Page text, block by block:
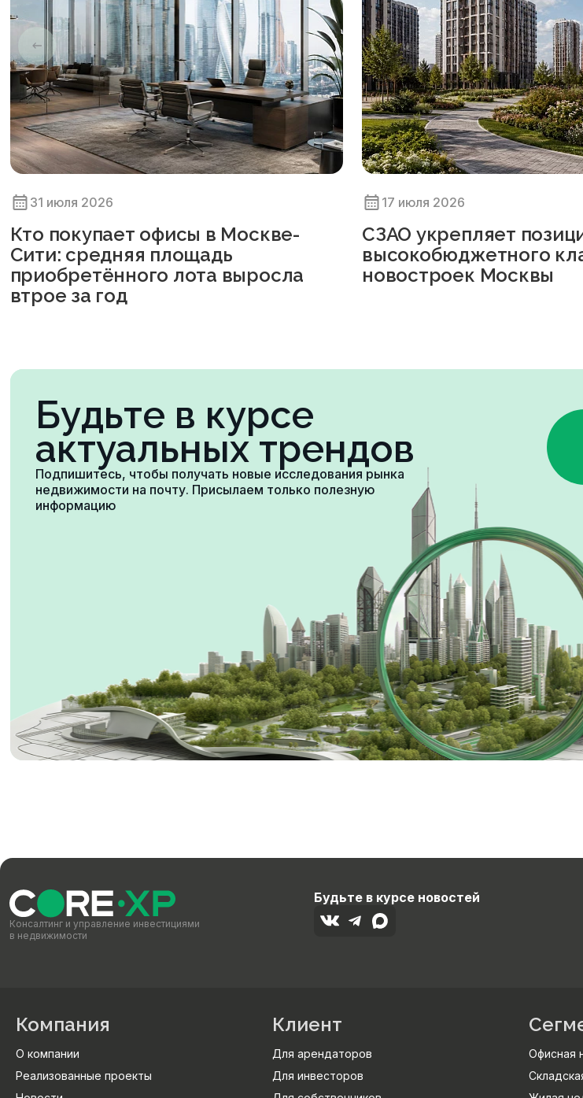
31 июля 2026
Кто покупает офисы в Москве-
Сити: средняя площадь
приобретённого лота выросла
втрое за год
17 июля 2026
СЗАО укрепляет
высокобюджетного
новостроек Москвы
Будьте в курсе
актуальных трендов
Подпишитесь, чтобы получать новые исследования рынка
недвижимости на почту. Присылаем только полезную
информацию
Консалтинг и управление инвестициями
в недвижимости
Будьте в курсе новостей
Компания
О компании
Реализованные проекты
Клиент
Для арендаторов
Для инвесторов
Офисная